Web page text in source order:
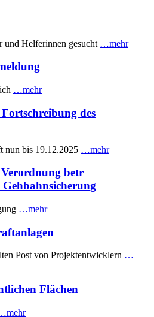
und Helferinnen gesucht …mehr
…mehr
des
nun bis 19.12.2025 …mehr
betr
…mehr
Post von Projektentwicklern …
Flächen